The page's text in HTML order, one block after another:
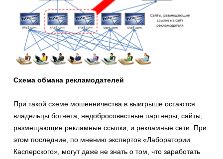
Схема обмана рекламодателей
При такой схеме мошенничества в выигрыше остаются
владельцы ботнета, недобросовестные партнеры, сайты,
размещающие рекламные ссылки, и рекламные сети. При
этом последние, по мнению экспертов «Лаборатории
Касперского», могут даже не знать о том, что заработать